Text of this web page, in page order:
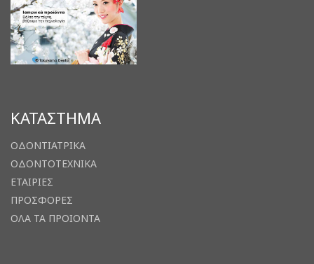
ΚΑΤΑΣΤΗΜΑ
ΟΔΟΝΤΙΑΤΡΙΚΑ
ΟΔΟΝΤΟΤΕΧΝΙΚΑ
ΕΤΑΙΡΙΕΣ
ΠΡΟΣΦΟΡΕΣ
ΟΛΑ ΤΑ ΠΡΟΙΟΝΤΑ